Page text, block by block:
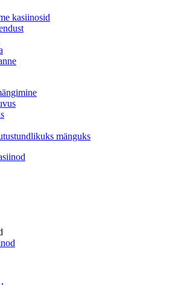
kasiinosid
mänguks